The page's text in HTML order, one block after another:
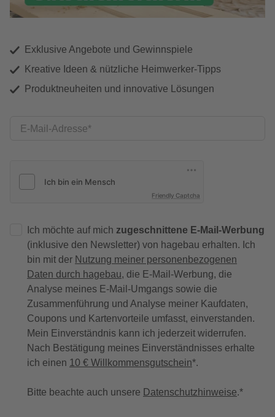
Exklusive Angebote und Gewinnspiele
Kreative Ideen & nützliche Heimwerker-Tipps
Produktneuheiten und innovative Lösungen
E-Mail-Adresse
Friendly Captcha
Ich möchte auf mich zugeschnittene E-Mail-Werbung
(inklusive den Newsletter) von hagebau erhalten. Ich
bin mit der Nutzung meiner personenbezogenen
Daten durch hagebau, die E-Mail-Werbung, die
Analyse meines E-Mail-Umgangs sowie die
Zusammenführung und Analyse meiner Kaufdaten,
Coupons und Kartenvorteile umfasst, einverstanden.
Mein Einverständnis kann ich jederzeit widerrufen.
Nach Bestätigung meines Einverständnisses erhalte
ich einen 10 € Willkommensgutschein*.
Bitte beachte auch unsere Datenschutzhinweise.